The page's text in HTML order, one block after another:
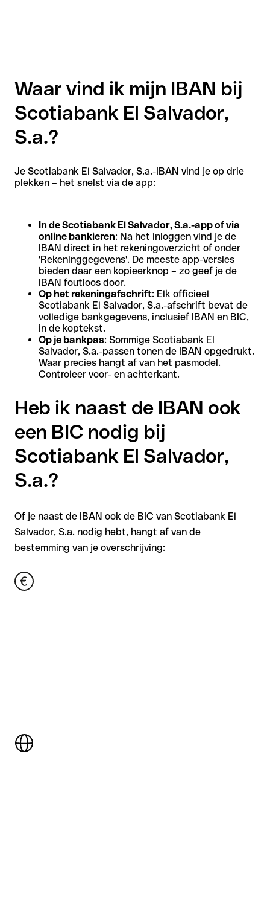
Waar vind ik mijn IBAN bij
Scotiabank El Salvador,
S.a.?
Je Scotiabank El Salvador, S.a.-IBAN vind je op drie
plekken – het snelst via de app:
In de Scotiabank El Salvador, S.a.-app of via
online bankieren: Na het inloggen vind je de
IBAN direct in het rekeningoverzicht of onder
'Rekeninggegevens'. De meeste app-versies
bieden daar een kopieerknop – zo geef je de
IBAN foutloos door.
Op het rekeningafschrift: Elk officieel
Scotiabank El Salvador, S.a.-afschrift bevat de
volledige bankgegevens, inclusief IBAN en BIC,
in de koptekst.
Op je bankpas: Sommige Scotiabank El
Salvador, S.a.-passen tonen de IBAN opgedrukt.
Waar precies hangt af van het pasmodel.
Controleer voor- en achterkant.
Heb ik naast de IBAN ook
een BIC nodig bij
Scotiabank El Salvador,
S.a.?
Of je naast de IBAN ook de BIC van Scotiabank El
Salvador, S.a. nodig hebt, hangt af van de
bestemming van je overschrijving: